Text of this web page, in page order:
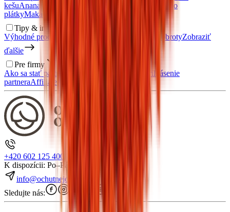
kešuAnanas krúžky
Mango
plátkyMakadamové orechy
Tipy & inšpirácia
Výhodné produkty v akcii
Jablčné dobrotyZobraziť
ďalšie
Pre firmy
Ako sa stať partnerom?
Prihlásenie
partneraAffiliate program
+420 602 125 400
K dispozícii: Po–Pá 7:00–15:30
info@ochutnejorech.sk
Sledujte nás: